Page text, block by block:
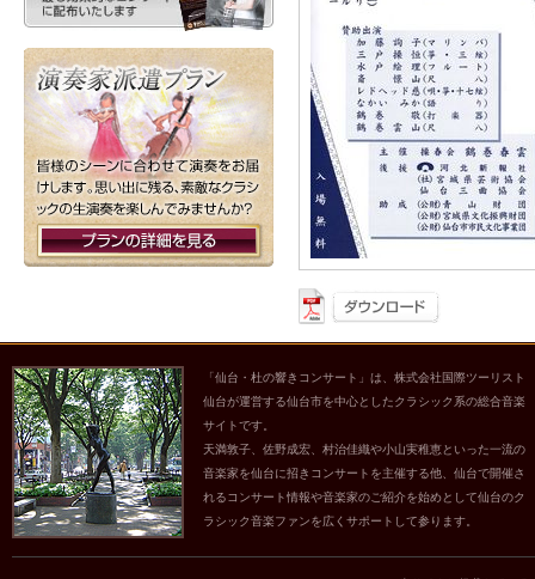
「仙台・杜の響きコンサート」は、株式会社国際ツーリスト
仙台が運営する仙台市を中心としたクラシック系の総合音楽
サイトです。
天満敦子、佐野成宏、村治佳織や小山実稚恵といった一流の
音楽家を仙台に招きコンサートを主催する他、仙台で開催さ
れるコンサート情報や音楽家のご紹介を始めとして仙台のク
ラシック音楽ファンを広くサポートして参ります。